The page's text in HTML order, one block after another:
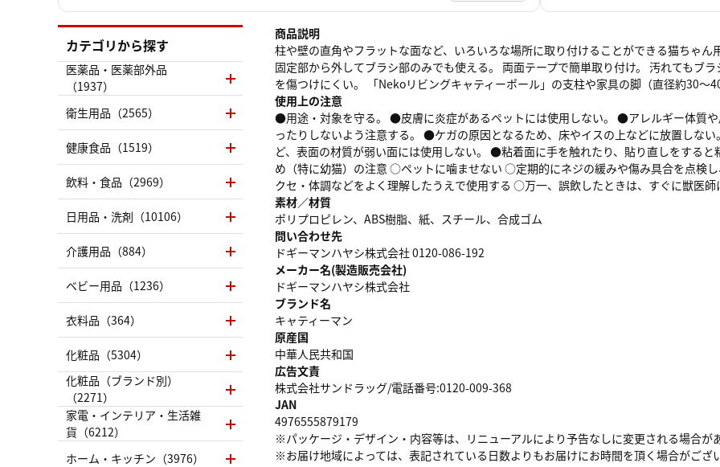
商品説明
柱や壁の直角やフラットな面など、いろいろな場所に取り付けることができる猫ちゃん
固定部から外してブラシ部のみでも使える。 両面テープで簡単取り付け。 汚れてもブ
を傷つけにくい。 「Nekoリビングキャティーポール」の支柱や家具の脚（直径約30～
使用上の注意
●用途・対象を守る。 ●皮膚に炎症があるペットには使用しない。 ●アレルギー体質
ったりしないよう注意する。 ●ケガの原因となるため、床やイスの上などに放置しな
ど、表面の材質が弱い面には使用しない。 ●粘着面に手を触れたり、貼り直しをする
め（特に幼猫）の注意 ○ペットに噛ませない ○定期的にネジの緩みや傷み具合を点検
クセ・体調などをよく理解したうえで使用する ○万一、誤飲したときは、すぐに獣医師
素材／材質
ポリプロピレン、ABS樹脂、紙、スチール、合成ゴム
問い合わせ先
ドギーマンハヤシ株式会社 0120-086-192
メーカー名(製造販売会社)
ドギーマンハヤシ株式会社
ブランド名
キャティーマン
原産国
中華人民共和国
広告文責
株式会社サンドラッグ/電話番号:0120-009-368
JAN
4976555879179
※パッケージ・デザイン・内容等は、リニューアルにより予告なしに変更される場合が
※お届け地域によっては、表記されている日数よりもお届けにお時間を頂く場合がござい
カテゴリから探す
医薬品・医薬部外品
（1937）
衛生用品（2565）
健康食品（1519）
飲料・食品（2969）
日用品・洗剤（10106）
介護用品（884）
ベビー用品（1236）
衣料品（364）
化粧品（5304）
化粧品（ブランド別）
（2271）
家電・インテリア・生活雑
貨（6212）
ホーム・キッチン（3976）